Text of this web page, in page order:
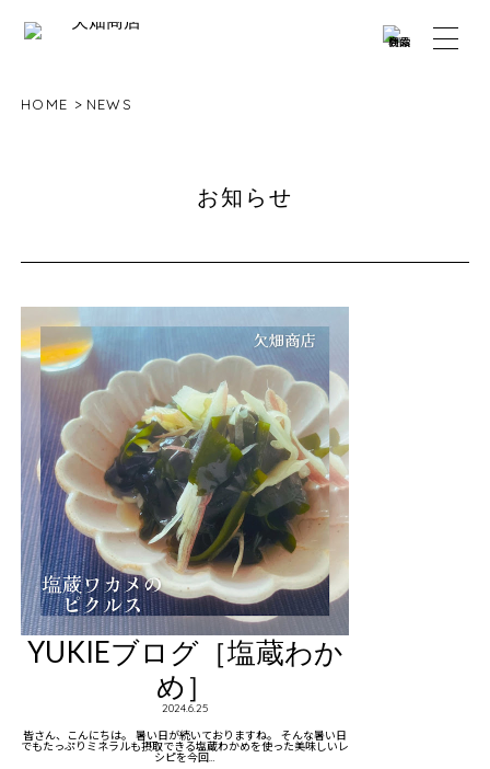
HOME NEWS
お知らせ
YUKIEブログ［塩蔵わか
め］
2024.6.25
皆さん、こんにちは。 暑い日が続いておりますね。 そんな暑い日
でもたっぷりミネラルも摂取できる塩蔵わかめを使った美味しいレ
シピを今回…